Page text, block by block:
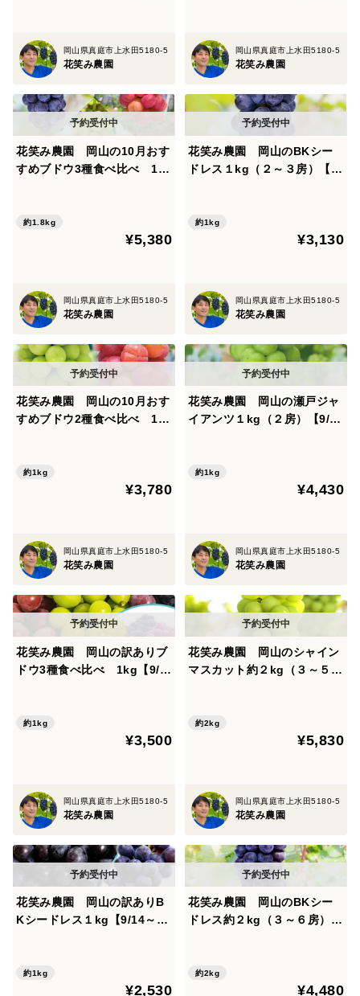
岡山県真庭市上水田5180-5
花笑み農園
岡山県真庭市上水田5180-5
花笑み農園
花笑み農園 岡山の10月おす
すめブドウ3種食べ比べ 1.8
約1.8kg
¥5,380
岡山県真庭市上水田5180-5
花笑み農園
花笑み農園 岡山のBKシー
ドレス１kg（２～３房）【9/
約1kg
¥3,130
岡山県真庭市上水田5180-5
花笑み農園
花笑み農園 岡山の10月おす
すめブドウ2種食べ比べ 1k
約1kg
¥3,780
岡山県真庭市上水田5180-5
花笑み農園
花笑み農園 岡山の瀬戸ジャ
イアンツ１kg（２房）【9/27
約1kg
¥4,430
岡山県真庭市上水田5180-5
花笑み農園
花笑み農園 岡山の訳ありブ
ドウ3種食べ比べ 1kg【9/1
約1kg
¥3,500
岡山県真庭市上水田5180-5
花笑み農園
花笑み農園 岡山のシャイン
マスカット約２kg（３～５
約2kg
¥5,830
岡山県真庭市上水田5180-5
花笑み農園
花笑み農園 岡山の訳ありB
Kシードレス１kg【9/14～順
約1kg
¥2,530
花笑み農園 岡山のBKシー
ドレス約２kg（３～６房）家
約2kg
¥4,480